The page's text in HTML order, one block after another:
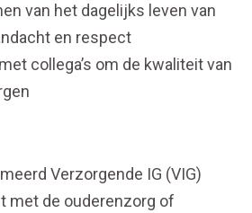
van het dagelijks leven van
en respect
collega’s om de kwaliteit van
Verzorgende IG (VIG)
met de ouderenzorg of